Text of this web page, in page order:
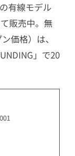
有線モデル
販売中。無
価格）は、
」で20